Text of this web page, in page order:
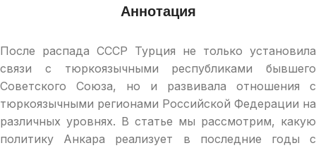
Аннотация
После распада СССР Турция не только установила
связи с тюркоязычными республиками бывшего
Советского Союза, но и развивала отношения с
тюркoязычными регионами Российской Федерации на
различных уровнях. В статье мы рассмотрим, какую
политику Анкара реализует в последние годы с